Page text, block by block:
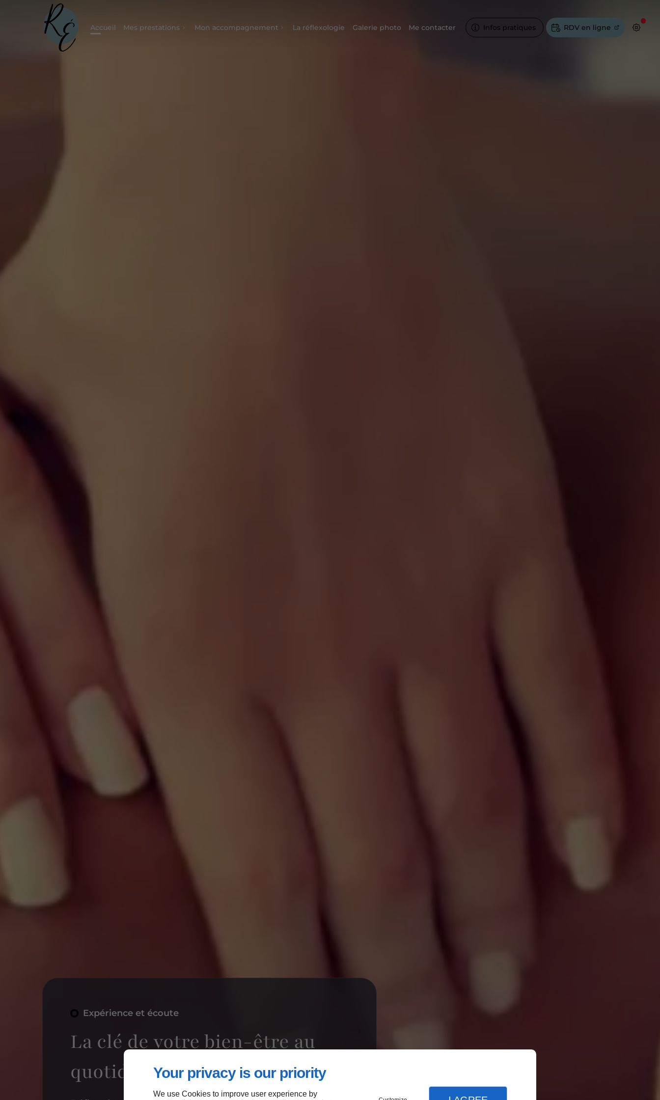
Your privacy is our priority
We use Cookies to improve user experience by
Accueil Mes prestations Mon accompagnement La réflexologie Galerie photo Me contacter Infos pratiques RDV en ligne
Expérience et écoute
La clé de votre bien-être au
quotidien